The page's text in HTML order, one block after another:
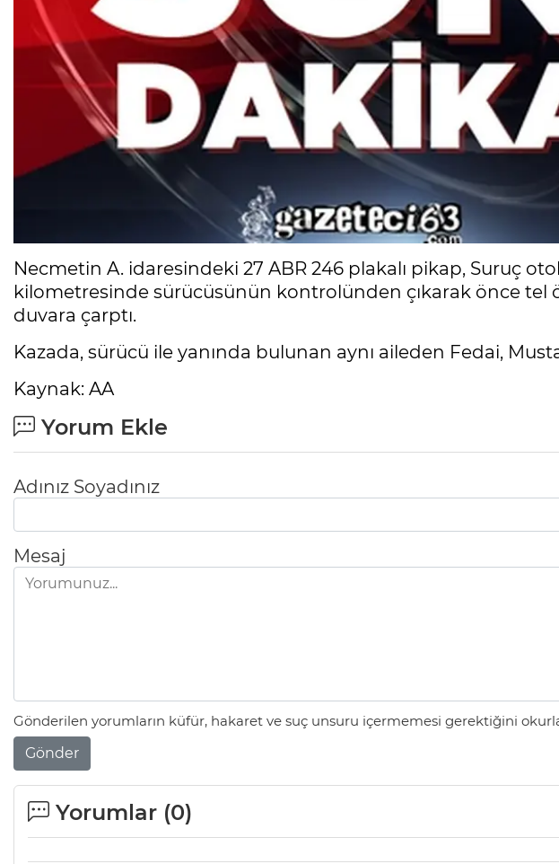
Necmetin A. idaresindeki 27 ABR 246 plakalı pikap, Suruç
kilometresinde sürücüsünün kontrolünden çıkarak önce tel
duvara çarptı.
Kazada, sürücü ile yanında bulunan aynı aileden Fedai,
Kaynak: AA
Yorum Ekle
Adınız Soyadınız
Mesaj
Gönderilen yorumların küfür, hakaret ve suç unsuru içermemesi gerektiğini
Gönder
Yorumlar (0)